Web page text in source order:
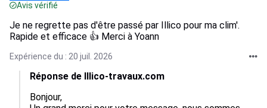
Avis vérifié
Je ne regrette pas d'être passé par Illico pour ma clim'.
Rapide et efficace 👍 Merci à Yoann
Expérience du : 20 juil. 2026
Réponse de Illico-travaux.com
Bonjour,